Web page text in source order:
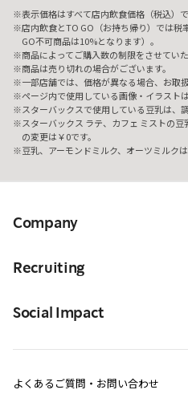
表示価格はすべて店内飲食価格（税込）で
店内飲食とTO GO（お持ち帰り）では
GO不可商品は10%となります）。
商品によってご購入数の制限をさせてい
商品は売り切れの場合がございます。
一部店舗では、価格が異なる場合、お取
ページ内で使用している画像・イラスト
スターバックスで使用している豆乳は、
スターバックス ラテ、カフェ ミストの
の変更は￥0です。
豆乳、アーモンドミルク、オーツミルク
Company
Recruiting
Social Impact
よくあるご質問・お問い合わせ